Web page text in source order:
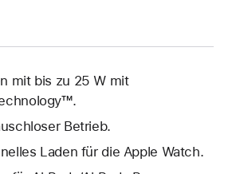
mit bis zu 25 W mit
Betrieb.
Laden für die Apple Watch.